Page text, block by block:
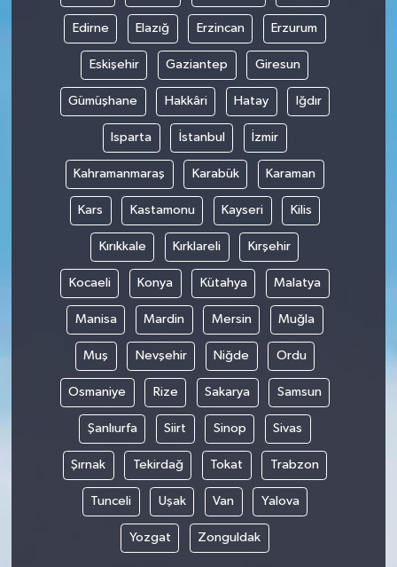
Edirne Elazığ Erzincan Erzurum
Eskişehir Gaziantep Giresun
Gümüşhane Hakkâri Hatay Iğdır
Isparta İstanbul İzmir
Kahramanmaraş Karabük Karaman
Kars Kastamonu Kayseri Kilis
Kırıkkale Kırklareli Kırşehir
Kocaeli Konya Kütahya Malatya
Manisa Mardin Mersin Muğla
Muş Nevşehir Niğde Ordu
Osmaniye Rize Sakarya Samsun
Şanlıurfa Siirt Sinop Sivas
Şırnak Tekirdağ Tokat Trabzon
Tunceli Uşak Van Yalova
Yozgat Zonguldak